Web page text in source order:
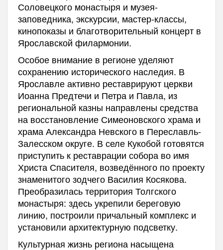
Соловецкого монастыря и музея-
заповедника, экскурсии, мастер-классы,
кинопоказы и благотворительный концерт в
Ярославской филармонии.
Особое внимание в регионе уделяют
сохранению исторического наследия. В
Ярославле активно реставрируют церкви
Иоанна Предтечи и Петра и Павла, из
региональной казны направлены средства
на восстановление Симеоновского храма и
храма Александра Невского в Переславль-
Залесском округе. В селе Кукобой готовятся
приступить к реставрации собора во имя
Христа Спасителя, возведённого по проекту
знаменитого зодчего Василия Косякова.
Преобразилась территория Толгского
монастыря: здесь укрепили береговую
линию, построили причальный комплекс и
установили архитектурную подсветку.
Культурная жизнь региона насыщена